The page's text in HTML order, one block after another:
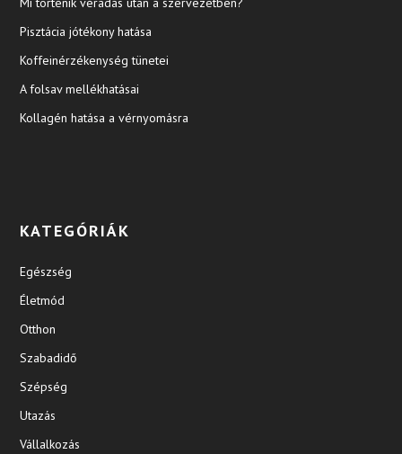
Pisztácia jótékony hatása
Koffeinérzékenység tünetei
A folsav mellékhatásai
Kollagén hatása a vérnyomásra
KATEGÓRIÁK
Egészség
Életmód
Otthon
Szabadidő
Szépség
Utazás
Vállalkozás